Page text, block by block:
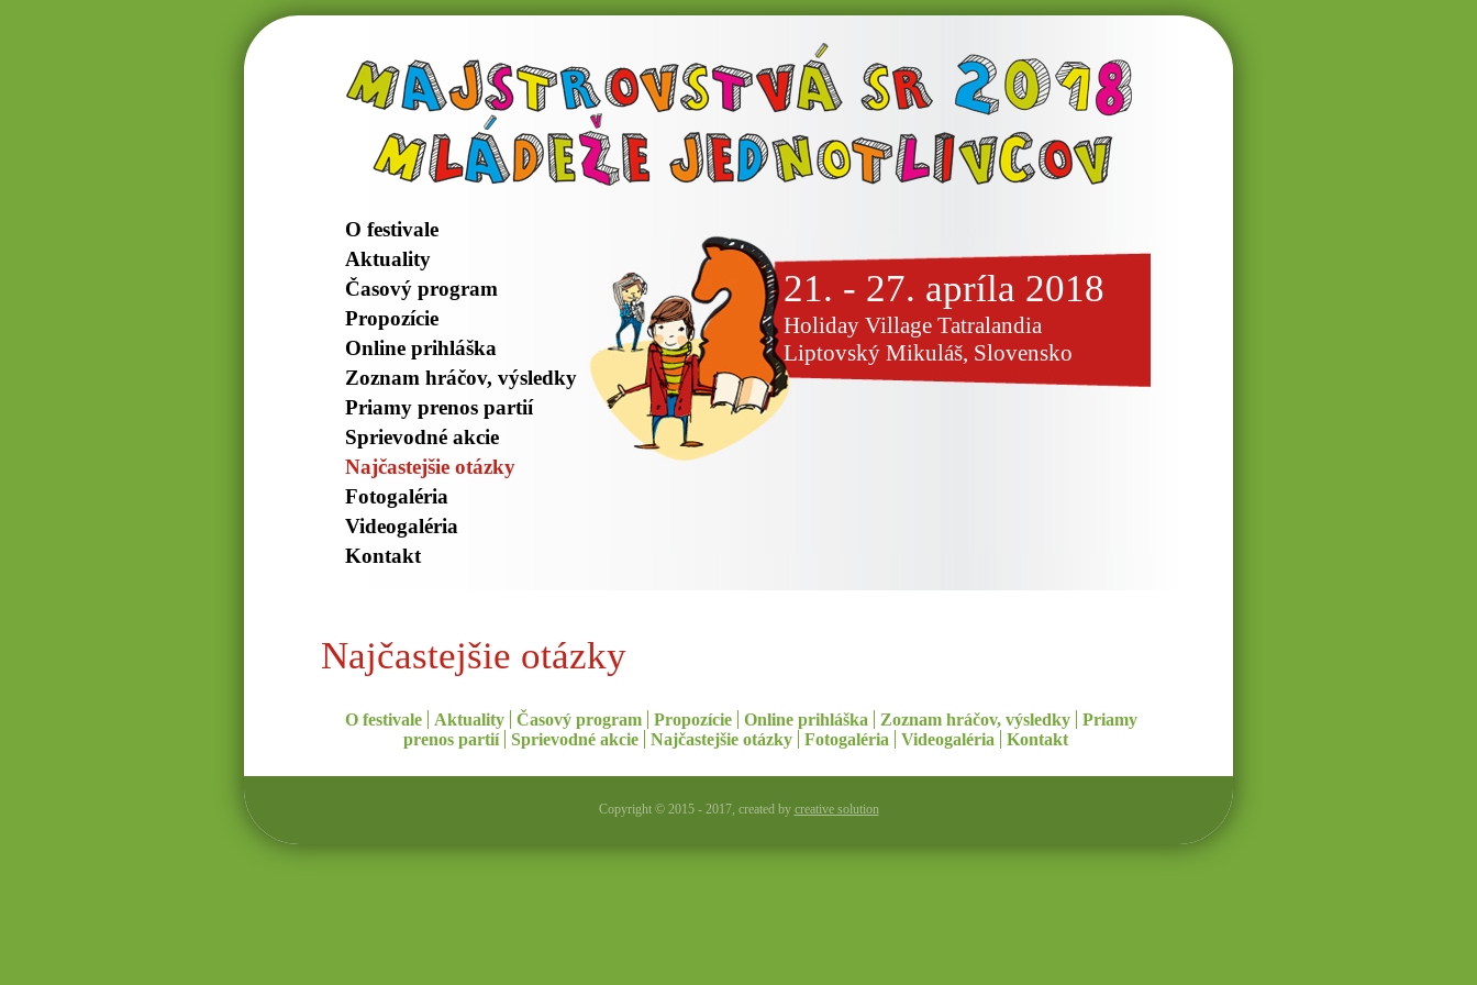
O festivale
Aktuality
Časový program
Propozície
Online prihláška
Zoznam hráčov, výsledky
Priamy prenos partií
Sprievodné akcie
Najčastejšie otázky
Fotogaléria
Videogaléria
Kontakt
21. - 27. apríla 2018
Holiday Village Tatralandia
Liptovský Mikuláš, Slovensko
Najčastejšie otázky
O festivale Aktuality Časový program Propozície Online prihláška Zoznam hráčov, výsledky
Priamy
prenos partií
Sprievodné akcie Najčastejšie otázky Fotogaléria Videogaléria Kontakt
Copyright © 2015 - 2017, created by creative solution